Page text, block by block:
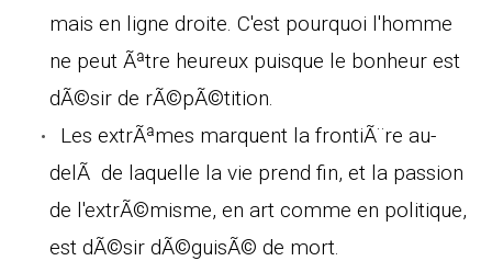
mais en ligne droite. C'est pourquoi l'homme
ne peut Ãªtre heureux puisque le bonheur est
dÃ©sir de rÃ©pÃ©tition.
Les extrÃªmes marquent la frontiÃ¨re au-
delÃ de laquelle la vie prend fin, et la passion
de l'extrÃ©misme, en art comme en politique,
est dÃ©sir dÃ©guisÃ© de mort.